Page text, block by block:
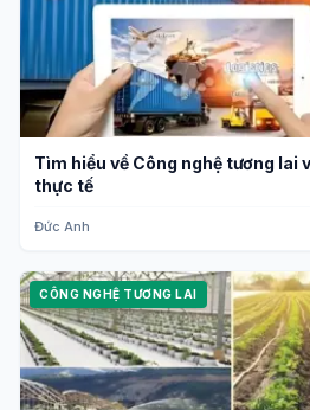
Tìm hiểu về Công nghệ tương lai
thực tế
Đức Anh
CÔNG NGHỆ TƯƠNG LAI